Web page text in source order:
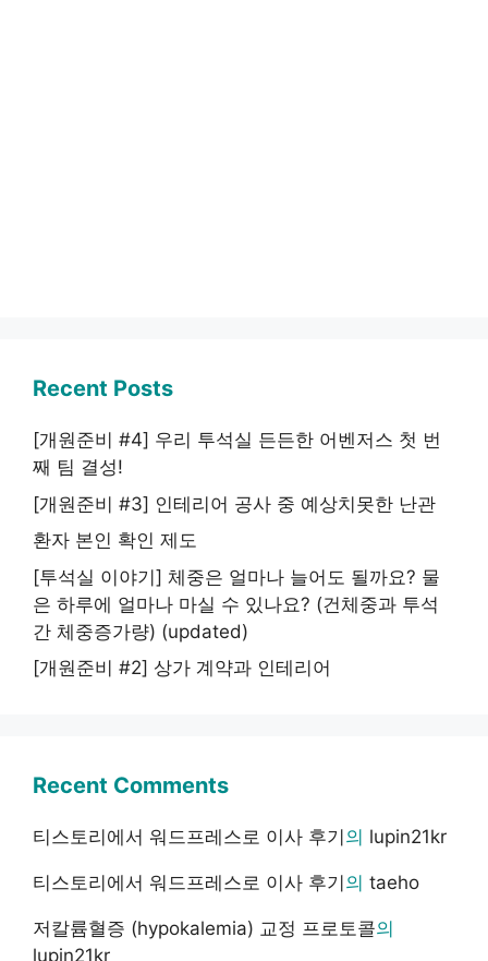
Recent Posts
[개원준비 #4] 우리 투석실 든든한 어벤저스 첫 번
째 팀 결성!
[개원준비 #3] 인테리어 공사 중 예상치못한 난관
환자 본인 확인 제도
[투석실 이야기] 체중은 얼마나 늘어도 될까요? 물
은 하루에 얼마나 마실 수 있나요? (건체중과 투석
간 체중증가량) (updated)
[개원준비 #2] 상가 계약과 인테리어
Recent Comments
티스토리에서 워드프레스로 이사 후기 의 lupin21kr
티스토리에서 워드프레스로 이사 후기 의 taeho
저칼륨혈증 (hypokalemia) 교정 프로토콜의
lupin21kr